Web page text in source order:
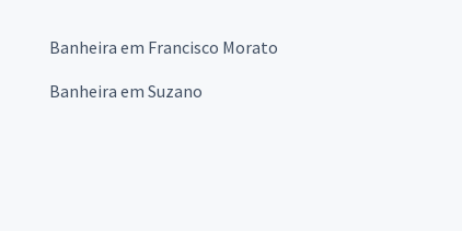
Banheira em Francisco Morato
Banheira em Suzano